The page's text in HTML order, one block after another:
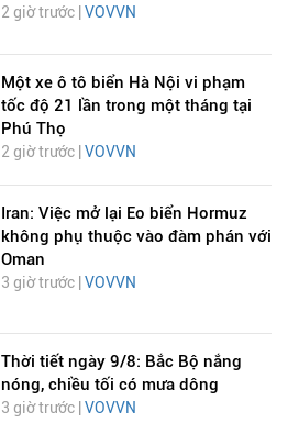
2 giờ trước | VOVVN
Một xe ô tô biển Hà Nội vi phạm
tốc độ 21 lần trong một tháng tại
Phú Thọ
2 giờ trước | VOVVN
Iran: Việc mở lại Eo biển Hormuz
không phụ thuộc vào đàm phán với
Oman
3 giờ trước |VOVVN
Thời tiết ngày 9/8: Bắc Bộ nắng
nóng, chiều tối có mưa dông
3 giờ trước | VOVVN